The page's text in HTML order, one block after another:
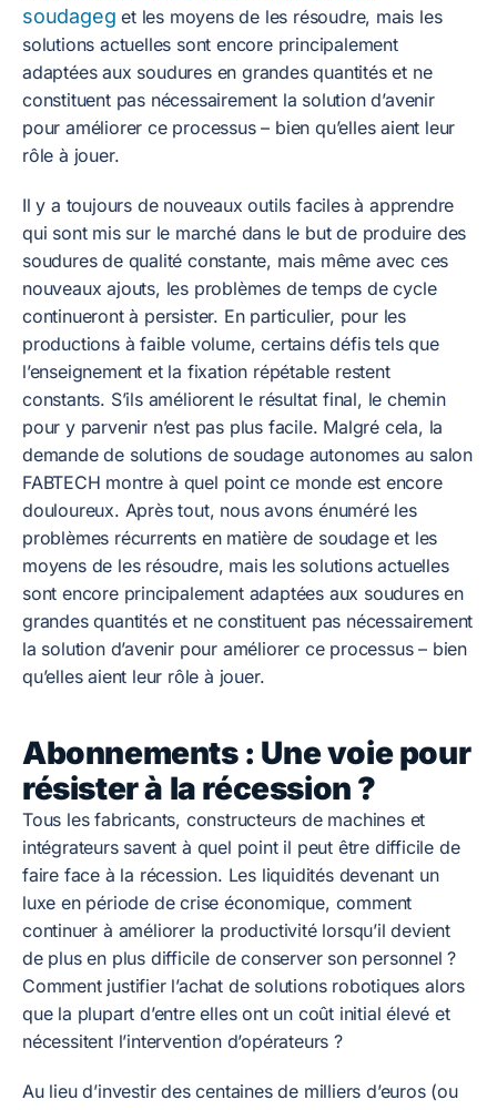
soudageg et les moyens de les résoudre, mais les
solutions actuelles sont encore principalement
adaptées aux soudures en grandes quantités et ne
constituent pas nécessairement la solution d’avenir
pour améliorer ce processus – bien qu’elles aient leur
rôle à jouer.
Il y a toujours de nouveaux outils faciles à apprendre
qui sont mis sur le marché dans le but de produire des
soudures de qualité constante, mais même avec ces
nouveaux ajouts, les problèmes de temps de cycle
continueront à persister. En particulier, pour les
productions à faible volume, certains défis tels que
l’enseignement et la fixation répétable restent
constants. S’ils améliorent le résultat final, le chemin
pour y parvenir n’est pas plus facile. Malgré cela, la
demande de solutions de soudage autonomes au salon
FABTECH montre à quel point ce monde est encore
douloureux. Après tout, nous avons énuméré les
problèmes récurrents en matière de soudage et les
moyens de les résoudre, mais les solutions actuelles
sont encore principalement adaptées aux soudures en
grandes quantités et ne constituent pas nécessairement
la solution d’avenir pour améliorer ce processus – bien
qu’elles aient leur rôle à jouer.
Abonnements : Une voie pour
résister à la récession ?
Tous les fabricants, constructeurs de machines et
intégrateurs savent à quel point il peut être difficile de
faire face à la récession. Les liquidités devenant un
luxe en période de crise économique, comment
continuer à améliorer la productivité lorsqu’il devient
de plus en plus difficile de conserver son personnel ?
Comment justifier l’achat de solutions robotiques alors
que la plupart d’entre elles ont un coût initial élevé et
nécessitent l’intervention d’opérateurs ?
Au lieu d’investir des centaines de milliers d’euros (ou